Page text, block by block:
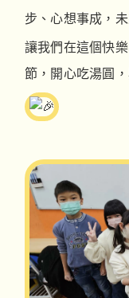
步、心想事成，
讓我們在這個快
節，開心吃湯圓